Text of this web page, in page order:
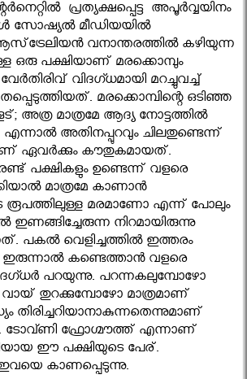
പ്രത്യക്ഷപ്പെട്ട അപൂർവ്വയിനം
സോഷ്യൽ മീഡിയയിൽ
വനാന്തരത്തില്‍ കഴിയുന്ന
ഒരു പക്ഷിയാണ് മരക്കൊമ്പും
വിദഗ്ധമായി മറച്ചുവച്ച്
മരക്കൊമ്പിന്റെ ഒടിഞ്ഞ
അത്ര മാത്രമേ ആദ്യ നോട്ടത്തില്‍
അതിനപ്പുറവും ചിലതുണ്ടെന്ന്
ഏവര്‍ക്കും കൗതുകമായത്.
പക്ഷികളും ഉണ്ടെന്ന് വളരെ
മാത്രമേ കാണാന്‍
രൂപത്തിലുള്ള മരമാണോ എന്ന് പോലും
ഇണങ്ങിച്ചേരുന്ന നിറമായിരുന്നു
പകല്‍ വെളിച്ചത്തില്‍ ഇത്തരം
ഇരുന്നാല്‍ കണ്ടെത്താന്‍ വളരെ
പറയുന്നു. പറന്നകലുമ്പോഴോ
തുറക്കുമ്പോഴോ മാത്രമാണ്
തിരിച്ചറിയാനാകുന്നതെന്നുമാണ്
ഫ്രോഗ്മൗത്ത് എന്നാണ്
ഈ പക്ഷിയുടെ പേര്.
കാണപ്പെടുന്നു.